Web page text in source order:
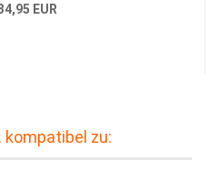
EUR
kompatibel zu: